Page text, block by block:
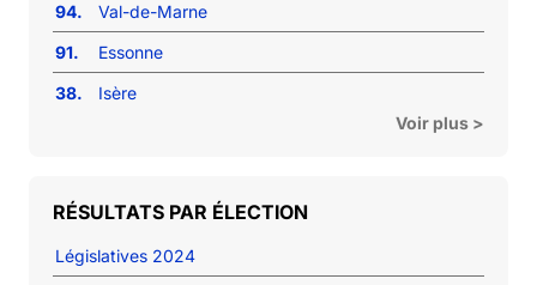
94.
Val-de-Marne
91.
Essonne
38.
Isère
Voir plus >
RÉSULTATS PAR ÉLECTION
Législatives 2024